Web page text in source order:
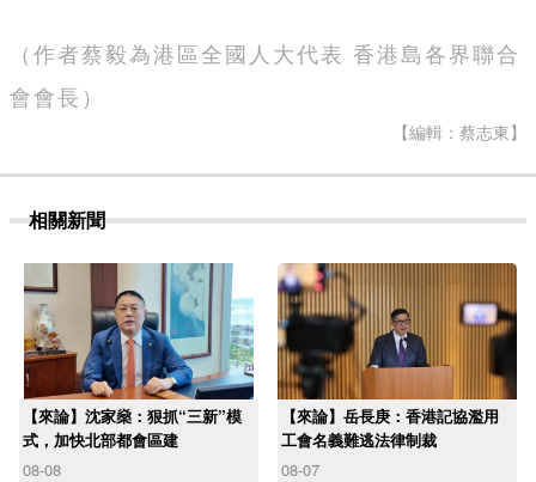
（作者蔡毅為港區全國人大代表 香港島各界聯合
會會長）
【編輯：蔡志東】
相關新聞
【來論】沈家燊：狠抓“三新”模
式，加快北部都會區建
08-08
【來論】岳長庚：香港記協濫用
工會名義難逃法律制裁
08-07